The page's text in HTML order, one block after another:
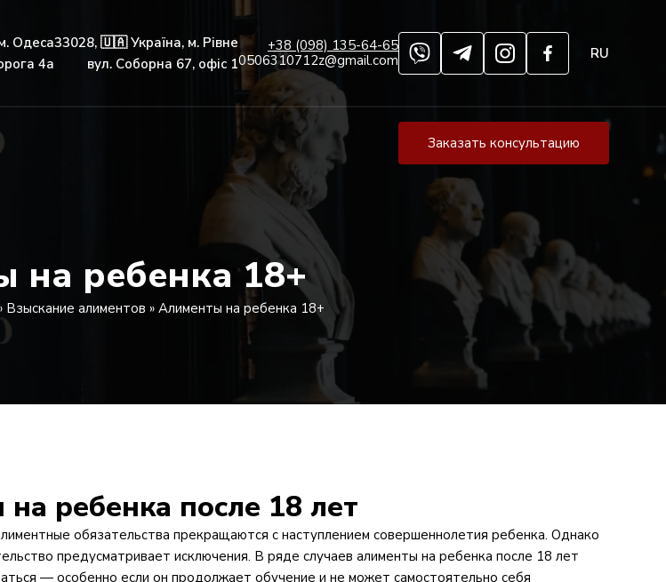
Одеса
4а
33028, 🇺🇦 Україна, м. Рівне
вул. Соборна 67, офіс 1
+38 (098) 135-64-65
0506310712z@gmail.com
RU
Заказать консультацию
на ребенка 18+
Взыскание алиментов » Алименты на ребенка 18+
ребенка после 18 лет
обязательства прекращаются с наступлением совершеннолетия ребенка. Однако
предусматривает исключения. В ряде случаев алименты на ребенка после 18 лет
— особенно если он продолжает обучение и не может самостоятельно себя